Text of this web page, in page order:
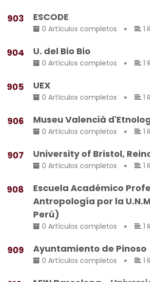
903 ESCODE
0 Artículos completos 1
904 U. del Bio Bio
0 Artículos completos 1
905 UEX
0 Artículos completos 1
906 Museu Valencià
0 Artículos completos 1
907 University of Bristol,
0 Artículos completos 1
908
Escuela Académico
Antropología por la
Perú)
0 Artículos completos 1
909 Ayuntamiento de Pinoso
0 Artículos completos 1